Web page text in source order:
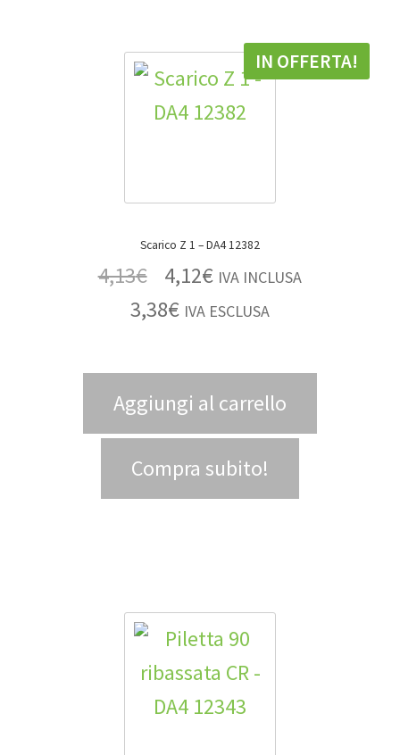
Scarico Z 1 – DA4 12382
IN OFFERTA!
4,13€ 4,12€ IVA INCLUSA
3,38€ IVA ESCLUSA
Aggiungi al carrello
Compra subito!